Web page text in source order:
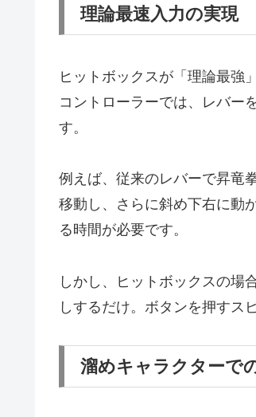
理論最速入力の実現
ヒットボックスが「理論最強
コントローラーでは、レバー
す。
例えば、従来のレバーで昇竜
移動し、さらに斜め下右に動
る時間が必要です。
しかし、ヒットボックスの場
しするだけ。ボタンを押すス
溜めキャラクターで